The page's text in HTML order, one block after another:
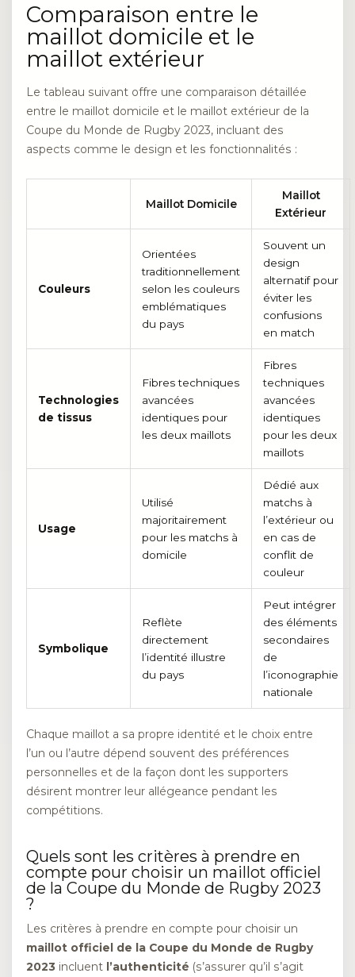
Comparaison entre le
maillot domicile et le
maillot extérieur
Le tableau suivant offre une comparaison détaillée
entre le maillot domicile et le maillot extérieur de la
Coupe du Monde de Rugby 2023, incluant des
aspects comme le design et les fonctionnalités :
Maillot Domicile
Maillot
Extérieur
Couleurs
Orientées
traditionnellement
selon les couleurs
emblématiques
du pays
Souvent un
design
alternatif pour
éviter les
confusions
en match
Technologies
de tissus
Fibres techniques
avancées
identiques pour
les deux maillots
Fibres
techniques
avancées
identiques
pour les deux
maillots
Usage
Utilisé
majoritairement
pour les matchs à
domicile
Dédié aux
matchs à
l’extérieur ou
en cas de
conflit de
couleur
Symbolique
Reflète
directement
l’identité illustre
du pays
Peut intégrer
des éléments
secondaires
de
l’iconographie
nationale
Chaque maillot a sa propre identité et le choix entre
l’un ou l’autre dépend souvent des préférences
personnelles et de la façon dont les supporters
désirent montrer leur allégeance pendant les
compétitions.
Quels sont les critères à prendre en
compte pour choisir un maillot officiel
de la Coupe du Monde de Rugby 2023
?
Les critères à prendre en compte pour choisir un
maillot officiel de la Coupe du Monde de Rugby
2023 incluent l’authenticité (s’assurer qu’il s’agit